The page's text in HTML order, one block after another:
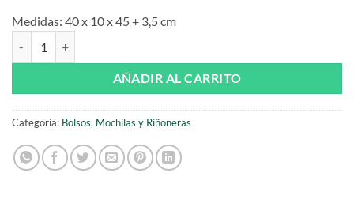
Medidas: 40 x 10 x 45 + 3,5 cm
AÑADIR AL CARRITO
Categoría: Bolsos, Mochilas y Riñoneras